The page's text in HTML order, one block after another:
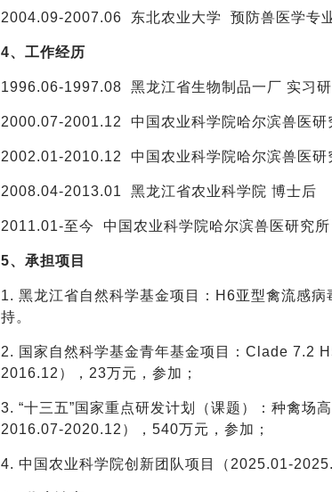
2004.09-2007.06 东北农业大学 预防兽医学专
4、工作经历
1996.06-1997.08 黑龙江省生物制品一厂 实习
2000.07-2001.12 中国农业科学院哈尔滨兽医研
2002.01-2010.12 中国农业科学院哈尔滨兽医研
2008.04-2013.01 黑龙江省农业科学院 博士后
2011.01-至今 中国农业科学院哈尔滨兽医研究
5、承担项目
1. 黑龙江省自然科学基金项目：H6亚型禽流感
持。
2. 国家自然科学基金青年基金项目：Clade 7.2
2016.12），23万元，参加；
3. “十三五”国家重点研发计划（课题）：种禽场
2016.07-2020.12），540万元，参加；
4. 中国农业科学院创新团队项目（2025.01-